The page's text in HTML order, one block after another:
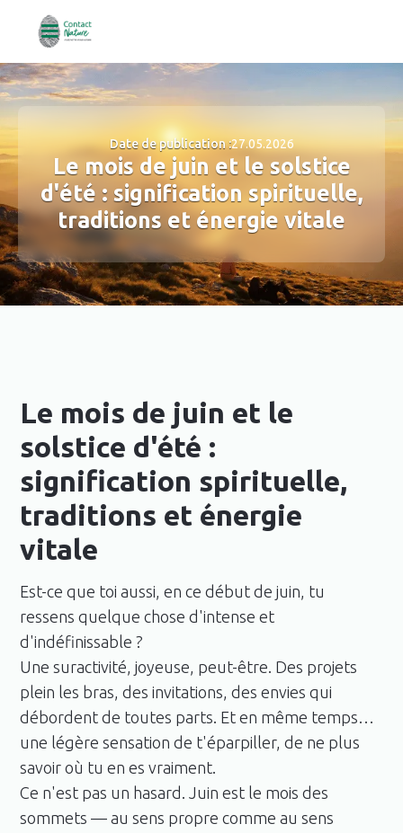
Date de publication :27.05.2026
Le mois de juin et le solstice
d'été : signification spirituelle,
traditions et énergie vitale
Le mois de juin et le
solstice d'été :
signification spirituelle,
traditions et énergie
vitale
Est-ce que toi aussi, en ce début de juin, tu
ressens quelque chose d'intense et
d'indéfinissable ?
Une suractivité, joyeuse, peut-être. Des projets
plein les bras, des invitations, des envies qui
débordent de toutes parts. Et en même temps…
une légère sensation de t'éparpiller, de ne plus
savoir où tu en es vraiment.
Ce n'est pas un hasard. Juin est le mois des
sommets — au sens propre comme au sens